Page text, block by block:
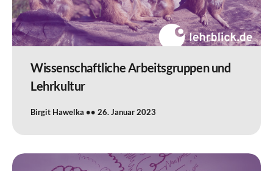
Wissenschaftliche Arbeitsgruppen und
Lehrkultur
Birgit Hawelka 26. Januar 2023